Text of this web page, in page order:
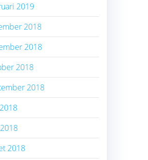
2019
2018
2018
2018
2018
2018